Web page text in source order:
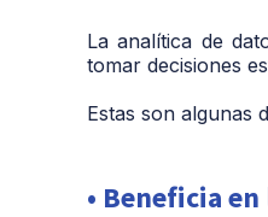
La analítica de
tomar decisiones
Estas son algunas
• Beneficia